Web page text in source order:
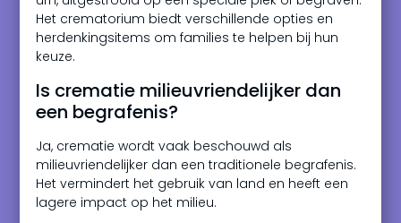
Het crematorium biedt verschillende opties en
herdenkingsitems om families te helpen bij hun
keuze.
Is crematie milieuvriendelijker dan
een begrafenis?
Ja, crematie wordt vaak beschouwd als
milieuvriendelijker dan een traditionele begrafenis.
Het vermindert het gebruik van land en heeft een
lagere impact op het milieu.